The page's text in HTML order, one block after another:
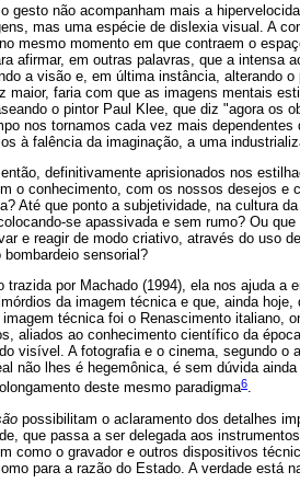
gesto não acompanham mais a
mas uma espécie de dislexia visual. A
mesmo momento em que contraem o
afirmar, em outras palavras, que a intensa
a visão e, em última instância, alterando
maior, faria com que as imagens mentais
o pintor Paul Klee, que diz "agora os
nos tornamos cada vez mais dependentes
à falência da imaginação, a uma
definitivamente aprisionados nos
o conhecimento, com os nossos desejos
Até que ponto a subjetividade, na cultura
se apassivada e sem rumo? Ou
e reagir de modo criativo, através do uso
sensorial?
trazida por Machado (1994), ela nos ajuda a
da imagem técnica e que, ainda
técnica foi o Renascimento italiano,
aliados ao conhecimento científico da
visível. A fotografia e o cinema, segundo
não lhes é hegemônica, é sem dúvida
deste mesmo paradigma6.
possibilitam o aclaramento dos detalhes
que passa a ser delegada aos
como o gravador e outros dispositivos
para a razão do Estado. A verdade está